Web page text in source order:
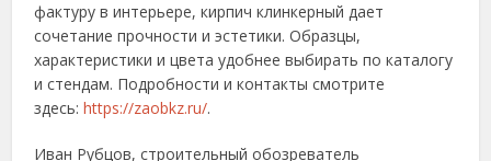
фактуру в интерьере, кирпич клинкерный дает
сочетание прочности и эстетики. Образцы,
характеристики и цвета удобнее выбирать по каталогу
и стендам. Подробности и контакты смотрите
здесь:https://zaobkz.ru/.
Иван Рубцов, строительный обозреватель